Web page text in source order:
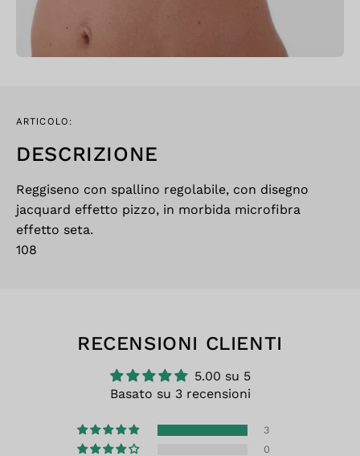
ARTICOLO:
DESCRIZIONE
Reggiseno con spallino regolabile, con disegno
jacquard effetto pizzo, in morbida microfibra
effetto seta.
108
RECENSIONI CLIENTI
5.00 su 5
Basato su 3 recensioni
3
0